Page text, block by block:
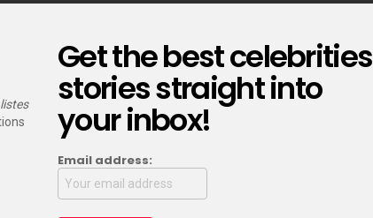
listes
Get the best celebrities
stories straight into
your inbox!
Email address: